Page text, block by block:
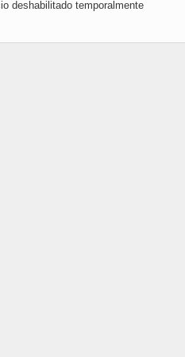
deshabilitado temporalmente